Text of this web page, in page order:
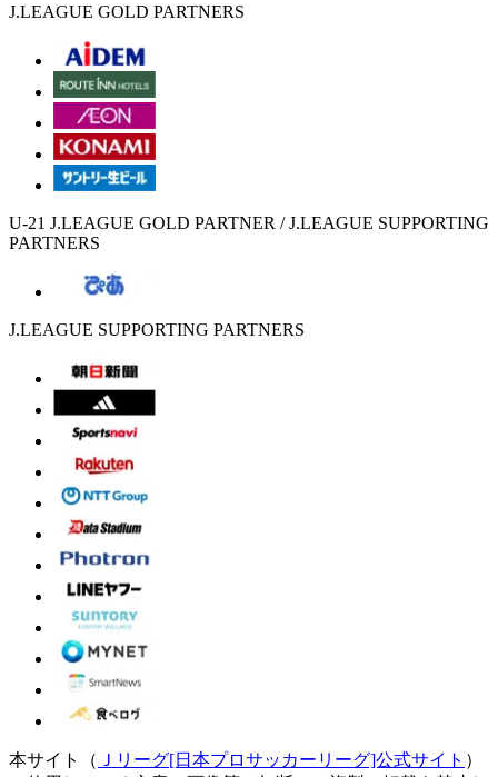
J.LEAGUE GOLD PARTNERS
U-21 J.LEAGUE GOLD PARTNER / J.LEAGUE SUPPORTING
PARTNERS
J.LEAGUE SUPPORTING PARTNERS
本サイト（ Ｊリーグ[日本プロサッカーリーグ]公式サイト ）